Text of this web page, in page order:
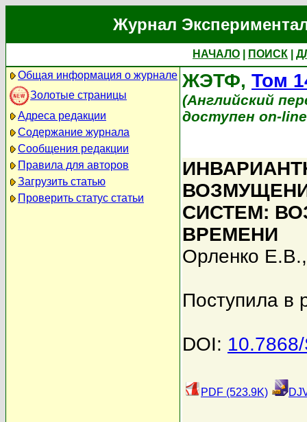
Журнал
НАЧАЛО ПОИСК
Общая информация о журнале
Золотые страницы
Адреса редакции
Содержание журнала
Сообщения редакции
Правила для авторов
Загрузить статью
Проверить статус статьи
ЖЭТФ, Том
(Английский
доступен on-
СИСТЕМ:
ВРЕМЕНИ
Орленко Е.В.
Поступила в
DOI:
PDF (523.9K)